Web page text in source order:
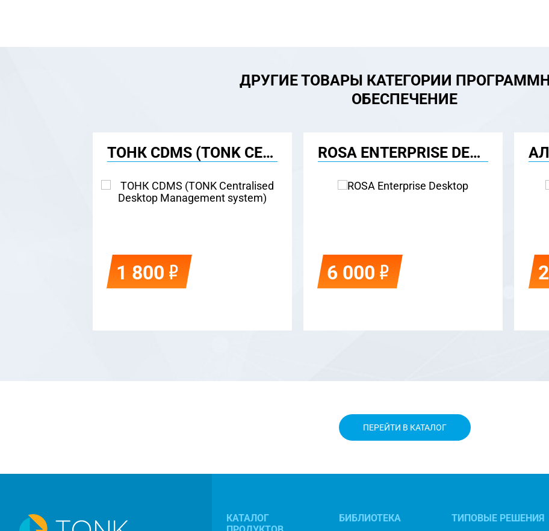
ДРУГИЕ ТОВАРЫ КАТЕГОРИИ
ОБЕСПЕЧЕНИЕ
ТОНК CDMS (TONK CENTRALISED DESKTOP MANAGEMENT SYSTEM)
1 800 Р
ROSA ENTERPRISE DESKTOP
6 000 Р
ПЕРЕЙТИ В КАТАЛОГ
КАТАЛОГ
БИБЛИОТЕКА ТИПОВЫЕ РЕШЕНИЯ